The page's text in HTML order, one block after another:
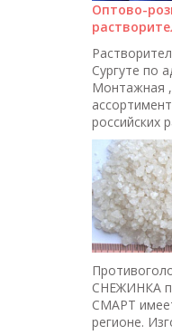
Оптово-
Сургуте по
Монтажная ,
российских
СНЕЖИНКА
СМАРТ
регионе.